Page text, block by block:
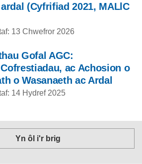
(Cyfrifiad 2021, MALlC
13 Chwefror 2026
Gofal AGC:
ac Achosion o
o Wasanaeth ac Ardal
14 Hydref 2025
Yn ôl i'r brig